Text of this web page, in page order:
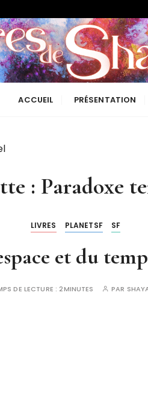
Les
ACCUEIL PRÉSENTATION
: Paradoxe
LIVRES PLANETSF SF
et du
DE LECTURE :2MINUTES PAR